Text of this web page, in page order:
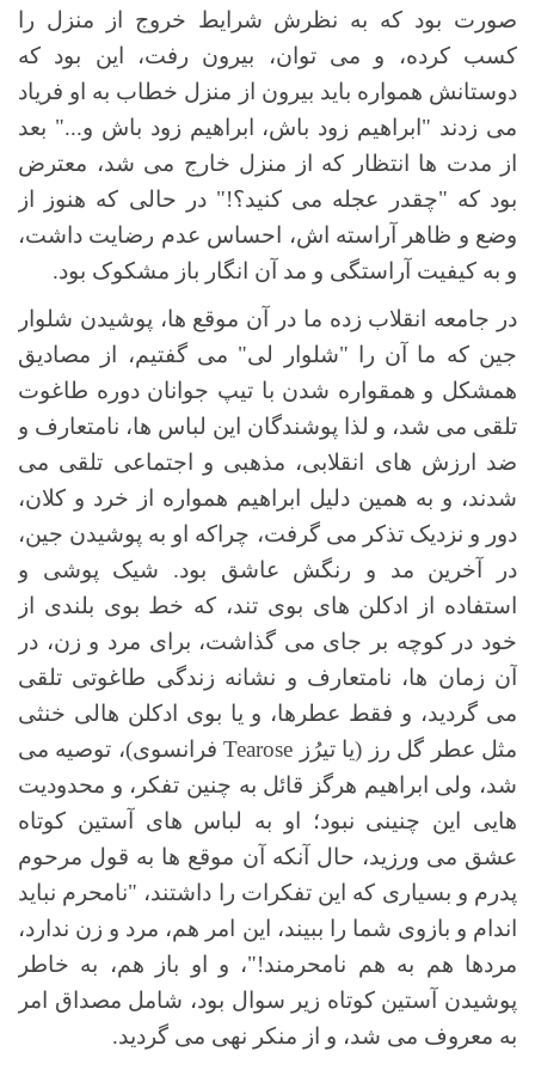
صورت بود که به نظرش شرایط خروج از منزل را
کسب کرده، و می توان، بیرون رفت، این بود که
دوستانش همواره باید بیرون از منزل خطاب به او فریاد
می زدند "ابراهیم زود باش، ابراهیم زود باش و..." بعد
از مدت ها انتظار که از منزل خارج می شد، معترض
بود که "چقدر عجله می کنید؟!" در حالی که هنوز از
وضع و ظاهر آراسته اش، احساس عدم رضایت داشت،
و به کیفیت آراستگی و مد آن انگار باز مشکوک بود.
در جامعه انقلاب زده ما در آن موقع ها، پوشیدن شلوار
جین که ما آن را "شلوار لی" می گفتیم، از مصادیق
همشکل و همقواره شدن با تیپ جوانان دوره طاغوت
تلقی می شد، و لذا پوشندگان این لباس ها، نامتعارف و
ضد ارزش های انقلابی، مذهبی و اجتماعی تلقی می
شدند، و به همین دلیل ابراهیم همواره از خرد و کلان،
دور و نزدیک تذکر می گرفت، چراکه او به پوشیدن جین،
در آخرین مد و رنگش عاشق بود. شیک پوشی و
استفاده از ادکلن های بوی تند، که خط بوی بلندی از
خود در کوچه بر جای می گذاشت، برای مرد و زن، در
آن زمان ها، نامتعارف و نشانه زندگی طاغوتی تلقی
می گردید، و فقط عطرها، و یا بوی ادکلن هالی خنثی
مثل عطر گل رز (یا تیرُز Tearose فرانسوی)، توصیه می
شد، ولی ابراهیم هرگز قائل به چنین تفکر، و محدودیت
هایی این چنینی نبود؛ او به لباس های آستین کوتاه
عشق می ورزید، حال آنکه آن موقع ها به قول مرحوم
پدرم و بسیاری که این تفکرات را داشتند، "نامحرم نباید
اندام و بازوی شما را ببیند، این امر هم، مرد و زن ندارد،
مردها هم به هم نامحرمند!"، و او باز هم، به خاطر
پوشیدن آستین کوتاه زیر سوال بود، شامل مصداق امر
به معروف می شد، و از منکر نهی می گردید.